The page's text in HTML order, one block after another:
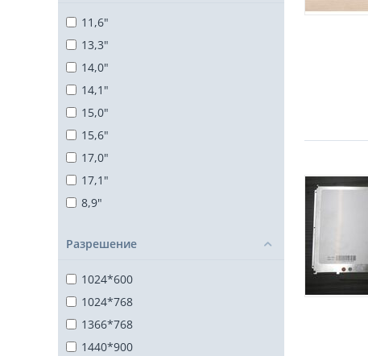
11,6"
13,3"
14,0"
14,1"
15,0"
15,6"
17,0"
17,1"
8,9"
Разрешение
1024*600
1024*768
1366*768
1440*900